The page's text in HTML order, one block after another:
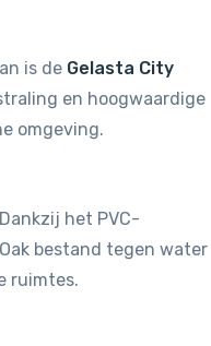
is de Gelasta City
en hoogwaardige
omgeving.
het PVC-
bestand tegen water
ruimtes.